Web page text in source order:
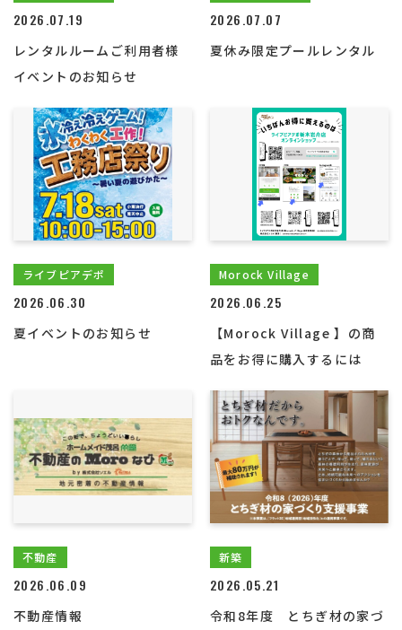
2026.07.19
レンタルルームご利用者様
イベントのお知らせ
2026.07.07
夏休み限定プールレンタル
ライブピアデポ
2026.06.30
夏イベントのお知らせ
Morock Village
2026.06.25
【Morock Village 】の商
品をお得に購入するには
不動産
2026.06.09
不動産情報
新築
2026.05.21
令和8年度 とちぎ材の家づ